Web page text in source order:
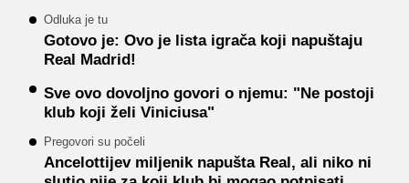
Odluka je tu
Gotovo je: Ovo je lista igrača koji napuštaju
Real Madrid!
Sve ovo dovoljno govori o njemu: "Ne postoji
klub koji želi Viniciusa"
Pregovori su počeli
Ancelottijev miljenik napušta Real, ali niko ni